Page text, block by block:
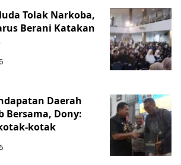
Tolak Narkoba,
Berani Katakan
Daerah
Bersama, Dony:
kotak